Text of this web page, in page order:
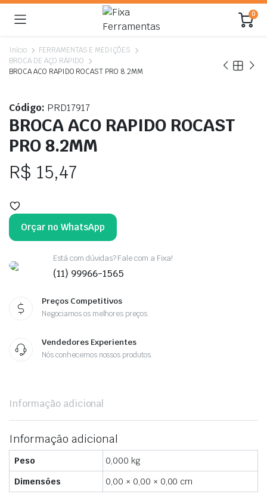
0
Início
FERRAMENTAS E MEDIÇÕES
BROCA DE AÇO RÁPIDO
BROCA ACO RAPIDO ROCAST PRO 8.2MM
Código: PRD17917
BROCA ACO RAPIDO ROCAST
PRO 8.2MM
R$ 15,47
Orçar no WhatsApp
Está com dúvidas? Fale com a Fixa!
(11) 99966-1565
Preços Competitivos
Negociamos os melhores preços.
Vendedores Experientes
Nós conhecemos nossos produtos.
Informação adicional
Informação adicional
Peso
0,000 kg
Dimensões
0,00 × 0,00 × 0,00 cm